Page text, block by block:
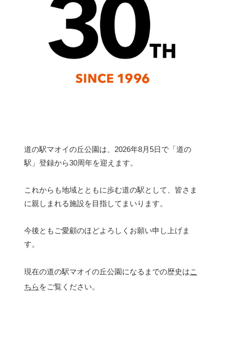
道の駅マオイの丘公園は、2026年8月5日で「道の
駅」登録から30周年を迎えます。
これからも地域とともに歩む道の駅として、皆さま
に親しまれる施設を目指してまいります。
今後ともご愛顧のほどよろしくお願い申し上げま
す。
現在の道の駅マオイの丘公園になるまでの歴史はこ
ちら をご覧ください。